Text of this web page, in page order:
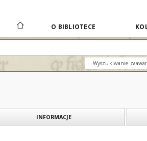
O BIBLIOTECE
Wyszukiwanie
INFORMACJE